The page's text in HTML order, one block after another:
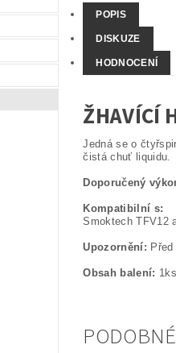
POPIS
DISKUZE
HODNOCENÍ
ŽHAVÍCÍ
Jedná se o
čistá chuť liquidu.
Doporučený
Kompatibilní s:
Smoktech TFV12
Upozornění:
Obsah balení: